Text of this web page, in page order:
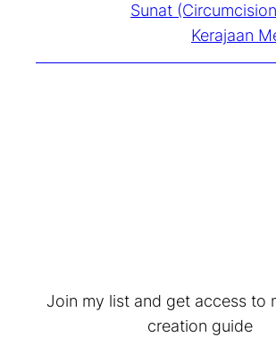
Sunat
Kerajaan
Join my list and get access to
creation guide